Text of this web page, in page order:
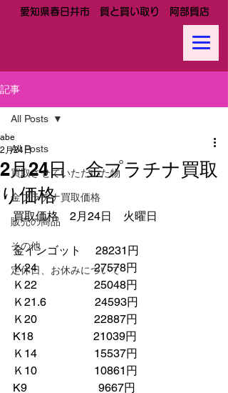
愛知県春日井市 質と買い取り 阿部質店
記事
All Posts
買取させていただいた物
金プラチナ買取価格
販売の商品
その他
定休日、お休みについて
All Posts
2月24日 金プラチナ買取
り価格
abe
2月24日
買取価格　2月24日　火曜日
金インゴット　 28231円
Ｋ24　　　　　27578円
Ｋ22　　　　　25048円
Ｋ21.6　　　　 24593円
Ｋ20　　　　　22887円
K18　　　　　 21039円
Ｋ14　　　　　15537円
Ｋ10　　　　　10861円
K9　　　　　　 9667円